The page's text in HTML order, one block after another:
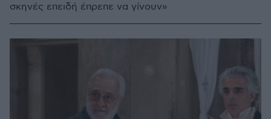
σκηνές επειδή έπρεπε να γίνουν»